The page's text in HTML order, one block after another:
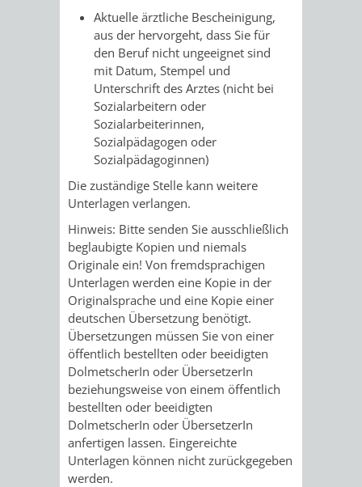
WEINHEIM
FRIEDHÖFE
HOHENSACHSEN
FRIEDHOF
LÜTZELSACHSEN
FRIEDHOF
OBERFLOCKENBACH
FRIEDHOF
RIPPENWEIER-
HEILIGKREUZ
FRIEDHOF
SULZBACH
THEATER
MUSEUM
VERANSTALTUNGEN
KINDER
IM
MUSEUM
STADTBIBLIOTHEK
A
BIS
Z
AUSLEIHE
MEDIENANGEBOTE
ONLINE-
KATALOG
VERANSTALTUNGEN
AUSBILDUNG
&
PRAKTIKA
KINO
VERANSTALTER
VERANSTALTUNGSRÄUME
STADTHALLE
ROLF-
ENGELBRECHT-
HAUS
BÜRGERSAAL
IM
APP
EASYPARKEN
VRNNEXTBIKE
STADTPLAN /
Aktuelle ärztliche Bescheinigung,
aus der hervorgeht, dass Sie für
den Beruf nicht ungeeignet sind
mit Datum, Stempel und
Unterschrift des Arztes (nicht bei
Sozialarbeitern oder
Sozialarbeiterinnen,
Sozialpädagogen oder
Sozialpädagoginnen)
Die zuständige Stelle kann weitere
Unterlagen verlangen.
Hinweis: Bitte senden Sie ausschließlich
beglaubigte Kopien und niemals
Originale ein! Von fremdsprachigen
Unterlagen werden eine Kopie in der
Originalsprache und eine Kopie einer
deutschen Übersetzung benötigt.
Übersetzungen müssen Sie von einer
öffentlich bestellten oder beeidigten
DolmetscherIn oder ÜbersetzerIn
beziehungsweise von einem öffentlich
bestellten oder beeidigten
DolmetscherIn oder ÜbersetzerIn
anfertigen lassen. Eingereichte
Unterlagen können nicht zurückgegeben
werden.